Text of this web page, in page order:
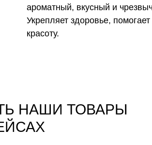
ароматный, вкусный и
Укрепляет здоровье,
красоту.
НАШИ ТОВАРЫ